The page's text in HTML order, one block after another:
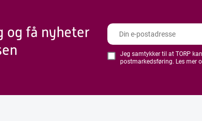
og få nyheter
Jeg samtykker til at TORP
postmarkedsføring. Les mer